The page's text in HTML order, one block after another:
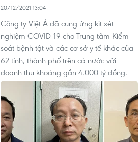
20/12/2021 13:04
Công ty Việt Á đã cung ứng kit xét
nghiệm COVID-19 cho Trung tâm Kiểm
soát bệnh tật và các cơ sở y tế khác của
62 tỉnh, thành phố trên cả nước với
doanh thu khoảng gần 4.000 tỷ đồng.